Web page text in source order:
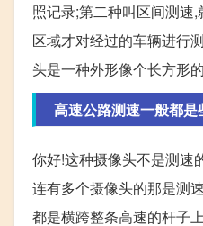
照记录;第二种叫区间测速
区域才对经过的车辆进行
头是一种外形像个长方形
高速公路测速一般都
你好!这种摄像头不是测速
连有多个摄像头的那是测
都是横跨整条高速的杆子